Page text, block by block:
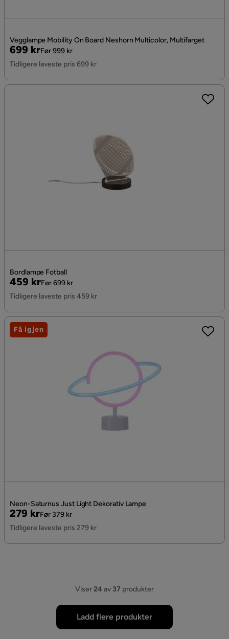
Vegglampe Mobility On Board Neshorn Multicolor, Multifarget
Pris
699 kr
Original
Pris
Før 999 kr
Tidligere laveste pris 699 kr
Bordlampe Fotball
Pris
459 kr
Original
Pris
Før 699 kr
Tidligere laveste pris 459 kr
Neon-Saturnus Just Light Dekorativ Lampe
Pris
279 kr
Original
Pris
Før 379 kr
Tidligere laveste pris 279 kr
Få igjen
Viser24av 37 produkter
Ladd flere produkter